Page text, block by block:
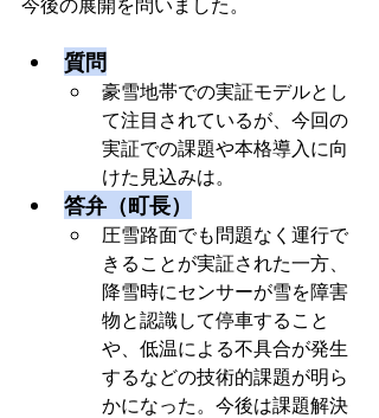
質問
豪雪地帯での実証モデルとし
て注目されているが、今回の
実証での課題や本格導入に向
けた見込みは。
答弁（町長）
圧雪路面でも問題なく運行で
きることが実証された一方、
降雪時にセンサーが雪を障害
物と認識して停車すること
や、低温による不具合が発生
するなどの技術的課題が明ら
かになった。今後は課題解決